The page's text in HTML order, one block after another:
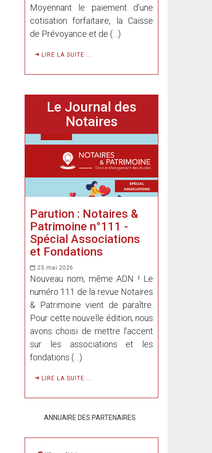
Moyennant le paiement d’une
cotisation forfaitaire, la Caisse
de Prévoyance et de (…)
LIRE LA SUITE ...
Le Journal des
Notaires
Parution : Notaires &
Patrimoine n°111 -
Spécial Associations
et Fondations
25 mai 2026
Nouveau nom, même ADN ! Le
numéro 111 de la revue Notaires
& Patrimoine vient de paraître.
Pour cette nouvelle édition, nous
avons choisi de mettre l’accent
sur les associations et les
fondations (…)
LIRE LA SUITE ...
ANNUAIRE DES PARTENAIRES